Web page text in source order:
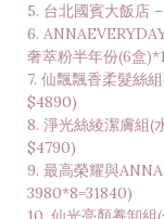
5. 台北國賓大飯店
6.
奢萃粉半年份(6盒
7. 仙飄飄香柔髮絲
$4890)
8. 淨光絲綾潔膚組(
$4790)
9. 最高榮耀與
3980*8=31840)